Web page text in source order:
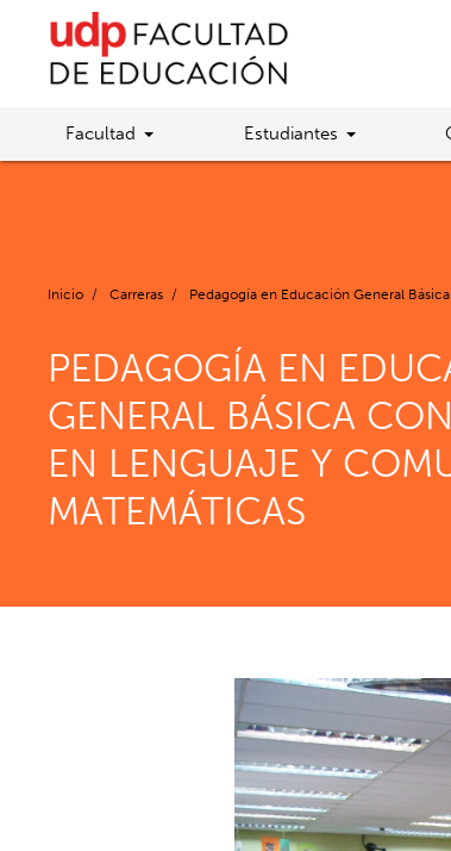
Facultad Estudiantes
Inicio / Carreras / Pedagogía en Educación General
PEDAGOGÍA EN
GENERAL BÁSICA
EN LENGUAJE Y
MATEMÁTICAS